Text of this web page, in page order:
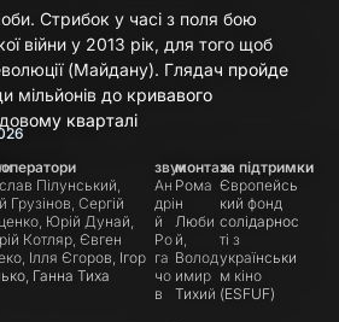
Стрибок у часі з поля бою
війни у 2013 рік, для того щоб
(Майдану). Глядач пройде
мільйонів до кривавого
кварталі
Пілунський,
Грузінов, Сергій
Юрій Дунай,
Котляр, Євген
Ілля Єгоров, Ігор
Ганна Тиха
звук
Ан
дрі
й
Ро
га
чо
в
монтаж
Рома
н
Люби
й,
Волод
имир
Тихий
за підтримки
Європейсь
кий фонд
солідарнос
ті з
українськи
м кіно
(ESFUF)